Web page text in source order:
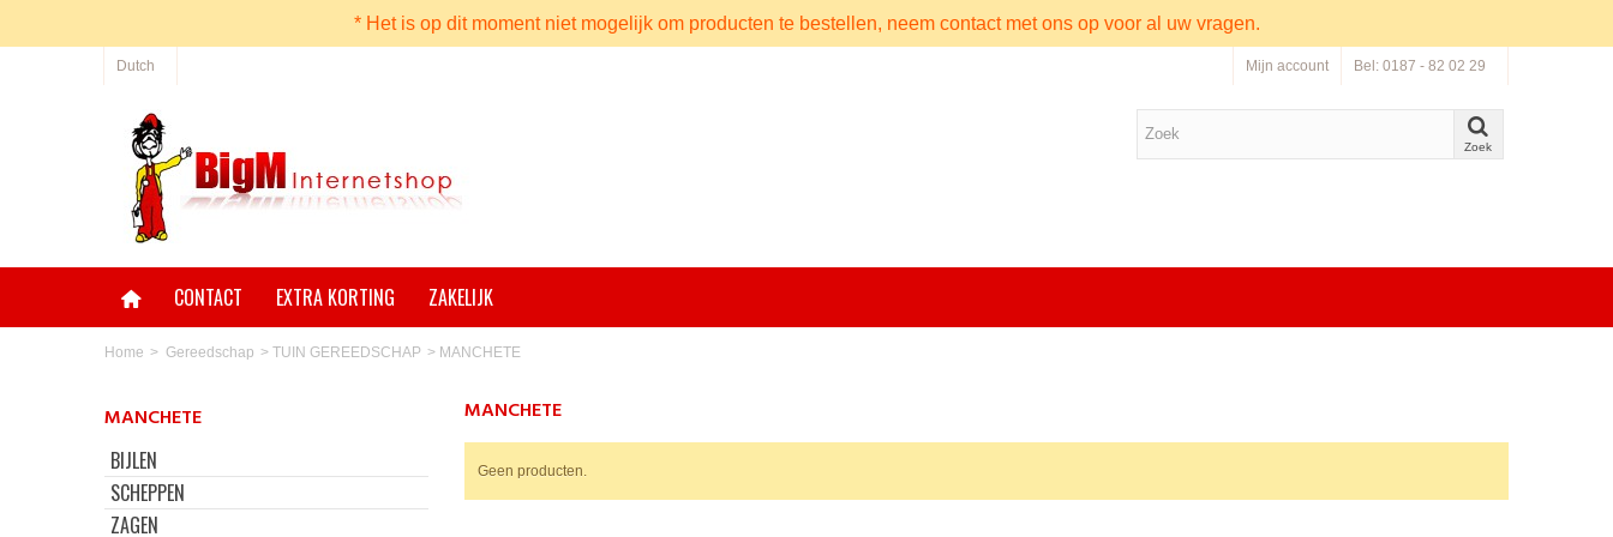
* Het is op dit moment niet mogelijk om producten te bestellen, neem contact met ons op voor al uw vragen.
Bel: 0187 - 82 02 29
Dutch Mijn account
Zoek
CONTACT EXTRA KORTING ZAKELIJK
Home > Gereedschap > TUIN GEREEDSCHAP > MANCHETE
MANCHETE
BIJLEN
SCHEPPEN
ZAGEN
MANCHETE
Geen producten.